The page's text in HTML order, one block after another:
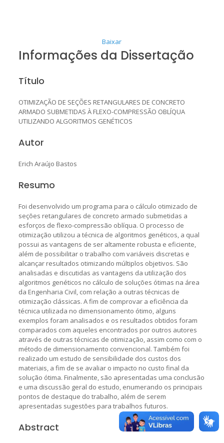
Baixar
Informações da Dissertação
Título
OTIMIZAÇÃO DE SEÇÕES RETANGULARES DE CONCRETO
ARMADO SUBMETIDAS À FLEXO-COMPRESSÃO OBLÍQUA
UTILIZANDO ALGORITMOS GENÉTICOS
Autor
Erich Araújo Bastos
Resumo
Foi desenvolvido um programa para o cálculo otimizado de
seções retangulares de concreto armado submetidas a
esforços de flexo-compressão oblíqua. O processo de
otimização utilizou a técnica de algoritmos genéticos, a qual
possui as vantagens de ser altamente robusta e eficiente,
além de possibilitar o trabalho com variáveis discretas e
alcançar resultados otimizando múltiplos objetivos. São
analisadas e discutidas as vantagens da utilização dos
algoritmos genéticos no cálculo de soluções ótimas na área
da Engenharia Civil, com relação a outras técnicas de
otimização clássicas. A fim de comprovar a eficiência da
técnica utilizada no dimensionamento ótimo, alguns
exemplos foram analisados e os resultados obtidos foram
comparados com aqueles encontrados por outros autores
através de outras técnicas de otimização, assim como com o
método de dimensionamento convencional. Também foi
realizado um estudo de sensibilidade dos custos dos
materiais, a fim de se avaliar o impacto no custo final da
solução ótima. Finalmente, são apresentadas uma conclusão
e uma discussão geral do estudo, enumerando os principais
pontos de destaque do trabalho, além de serem
apresentadas sugestões para trabalhos futuros.
Abstract